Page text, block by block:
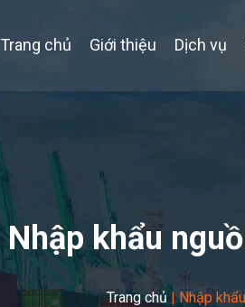
Trang chủ Giới thiệu Dịch vụ
Nhập khẩu
Trang chủ|Nhập